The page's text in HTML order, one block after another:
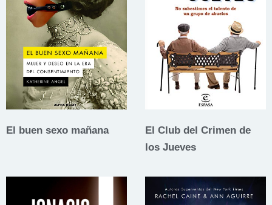
El buen sexo mañana
El Club del Crimen de
los Jueves